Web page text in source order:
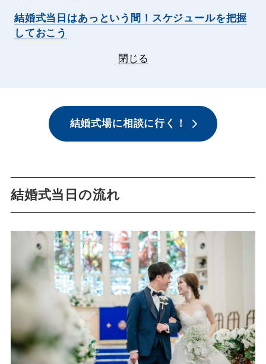
結婚式当日はあっという間！スケジュールを把握
しておこう
閉じる
結婚式場に相談に行く！
結婚式当日の流れ